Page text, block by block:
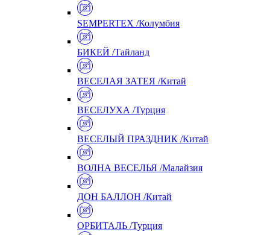
SEMPERTEX /Колумбия
БИКЕЙ /Тайланд
ВЕСЕЛАЯ ЗАТЕЯ /Китай
ВЕСЕЛУХА /Турция
ВЕСЕЛЫЙ ПРАЗДНИК /Китай
ВОЛНА ВЕСЕЛЬЯ /Малайзия
ДОН БАЛЛОН /Китай
ОРБИТАЛЬ /Турция